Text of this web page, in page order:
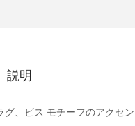
説明
、ビス モチーフのアクセ